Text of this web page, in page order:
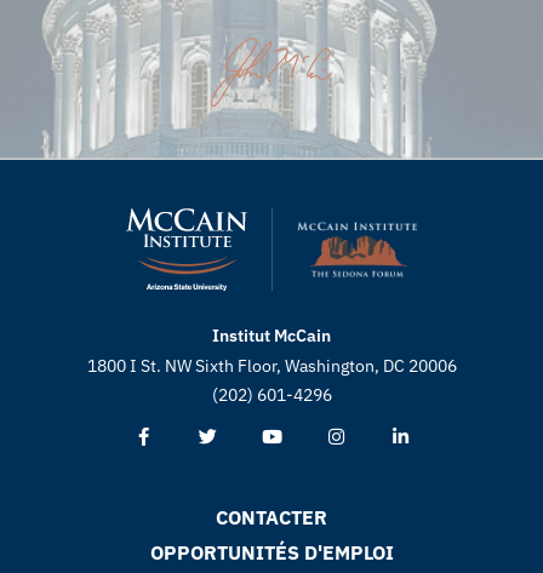
Institut McCain
1800 I St. NW Sixth Floor, Washington, DC 20006
(202) 601-4296
CONTACTER
OPPORTUNITÉS D'EMPLOI